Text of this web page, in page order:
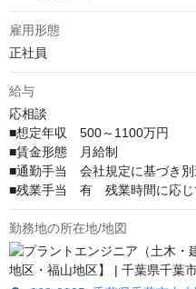
雇用形態
正社員
給与
応相談
■想定年収　500～1100万円
■賃金形態　月給制
■通勤手当　会社規定に基づき
■残業手当　有　残業時間に応
勤務地の所在地/地図